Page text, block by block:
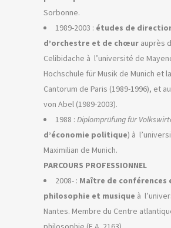
Sorbonne.
1989-2003 : études de
d’orchestre et de chœur auprès
Celibidache à l’université de
Hochschule für Musik de Munich et
Cantorum de Paris (1989-1996), et
von Abel (1989-2003).
1988 : Diplomprüfung für
d’économie politique) à
Maximilian de Munich.
PARCOURS PROFESSIONNEL
2008- : Maître de conférences
philosophie et musique à
Nantes. Membre du Centre